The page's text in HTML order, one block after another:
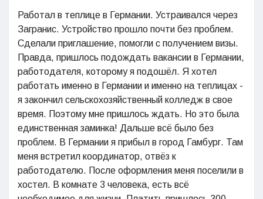
Работал в теплице в Германии. Устраивался через
Загранис. Устройство прошло почти без проблем.
Сделали приглашение, помогли с получением визы.
Правда, пришлось подождать вакансии в Германии,
работодателя, которому я подошёл. Я хотел
работать именно в Германии и именно на теплицах -
я закончил сельскохозяйственный колледж в свое
время. Поэтому мне пришлось ждать. Но это была
единственная заминка! Дальше всё было без
проблем. В Германии я прибыл в город Гамбург. Там
меня встретил координатор, отвёз к
работодателю. После оформления меня поселили в
хостел. В комнате 3 человека, есть всё